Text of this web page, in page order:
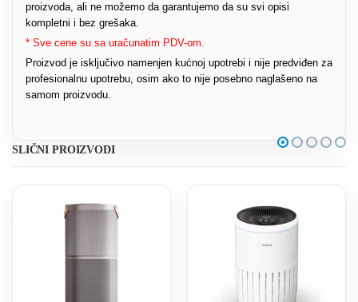
proizvoda, ali ne možemo da garantujemo da su svi opisi
kompletni i bez grešaka.
* Sve cene su sa uračunatim PDV-om.
Proizvod je isključivo namenjen kućnoj upotrebi i nije predviđen za
profesionalnu upotrebu, osim ako to nije posebno naglašeno na
samom proizvodu.
SLIČNI PROIZVODI